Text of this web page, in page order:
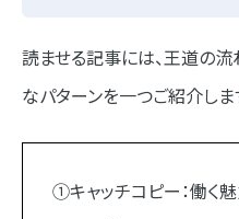
読ませる記事には、王道の流
なパターンを一つご紹介しま
①キャッチコピー：働く